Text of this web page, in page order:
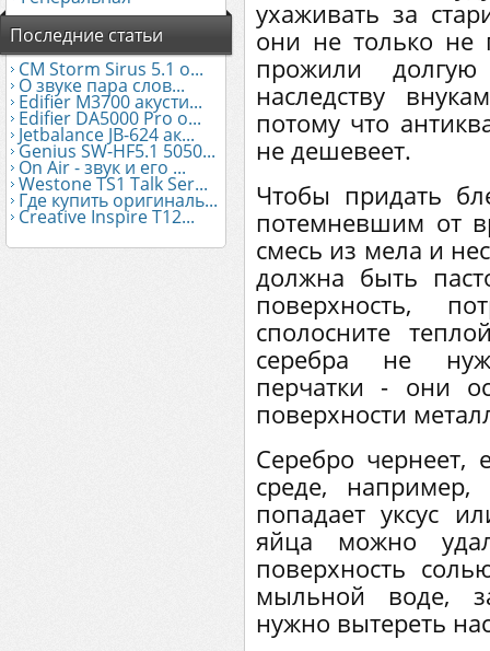
Последние статьи
CM Storm Sirus 5.1 о...
О звуке пара слов...
Edifier М3700 акусти...
Edifier DA5000 Pro о...
Jetbalance JB-624 ак...
Genius SW-HF5.1 5050...
On Air - звук и его ...
Westone TS1 Talk Ser...
Где купить оригиналь...
Creative Inspire T12...
ухаживать за
они не только не
прожили
наследству
потому что
не дешевеет.
Чтобы придать
потемневшим от
смесь из мела и
должна быть
поверхность,
сполосните
серебра не
перчатки - они
поверхности
Серебро чернеет,
среде, например,
попадает уксус
яйца можно
поверхность
мыльной воде,
нужно вытереть